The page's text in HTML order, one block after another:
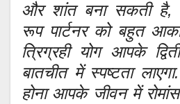
और शांत बना सकती
रूप पार्टनर को बहुत
त्रिग्रही योग आपके
बातचीत में स्पष्टता
होना आपके जीवन में